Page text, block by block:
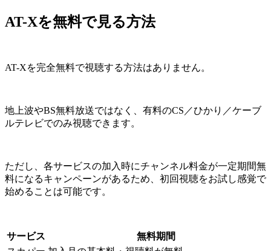
AT-Xを無料で見る方法
AT-Xを完全無料で視聴する方法はありません。
地上波やBS無料放送ではなく、有料のCS／ひかり／ケーブ
ルテレビでのみ視聴できます。
ただし、各サービスの加入時にチャンネル料金が一定期間無
料になるキャンペーンがあるため、初回視聴をお試し感覚で
始めることは可能です。
サービス
無料期間